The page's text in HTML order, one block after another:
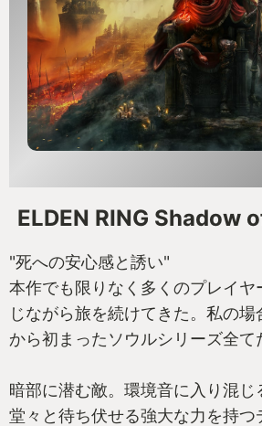
ELDEN RING Shadow
"死への安心感と誘い"
本作でも限りなく多くのプレイヤ
じながら旅を続けてきた。私の場
から初まったソウルシリーズ全て
暗部に潜む敵。環境音に入り混じ
堂々と待ち伏せる強大な力を持つ